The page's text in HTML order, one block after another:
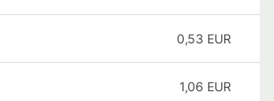
0,53 EUR
1,06 EUR